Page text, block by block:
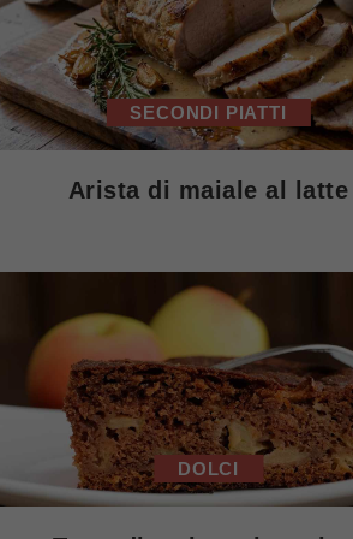
SECONDI PIATTI
Arista di maiale al latte
DOLCI